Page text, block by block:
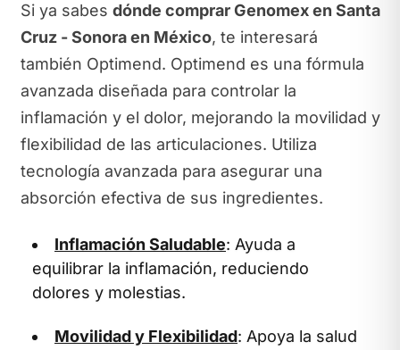
Si ya sabes dónde comprar Genomex en Santa
Cruz - Sonora en México, te interesará
también Optimend. Optimend es una fórmula
avanzada diseñada para controlar la
inflamación y el dolor, mejorando la movilidad y
flexibilidad de las articulaciones. Utiliza
tecnología avanzada para asegurar una
absorción efectiva de sus ingredientes.
Inflamación Saludable: Ayuda a
equilibrar la inflamación, reduciendo
dolores y molestias.
Movilidad y Flexibilidad: Apoya la salud